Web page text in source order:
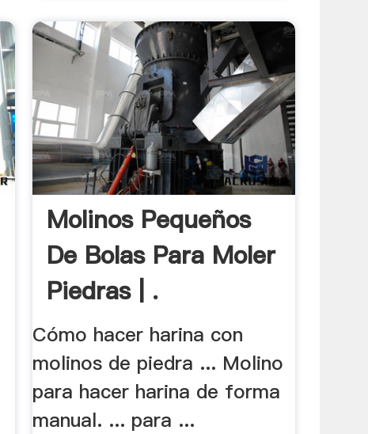
Molinos Pequeños
De Bolas Para Moler
Piedras | .
Cómo hacer harina con
molinos de piedra ... Molino
para hacer harina de forma
manual. ... para ...